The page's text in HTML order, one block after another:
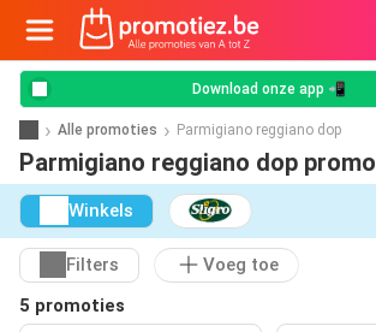
Download onze app 📲
Alle promoties Parmigiano reggiano dop
Parmigiano reggiano dop promo
Winkels
Filters
Voeg toe
5 promoties